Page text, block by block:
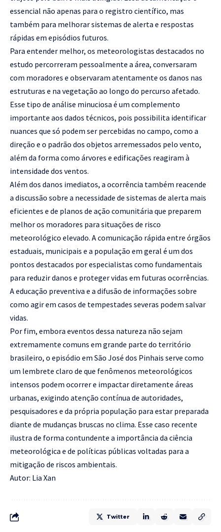
essencial não apenas para o registro científico, mas
também para melhorar sistemas de alerta e respostas
rápidas em episódios futuros.
Para entender melhor, os meteorologistas destacados no
estudo percorreram pessoalmente a área, conversaram
com moradores e observaram atentamente os danos nas
estruturas e na vegetação ao longo do percurso afetado.
Esse tipo de análise minuciosa é um complemento
importante aos dados técnicos, pois possibilita identificar
nuances que só podem ser percebidas no campo, como a
direção e o padrão dos objetos arremessados pelo vento,
além da forma como árvores e edificações reagiram à
intensidade dos ventos.
Além dos danos imediatos, a ocorrência também reacende
a discussão sobre a necessidade de sistemas de alerta mais
eficientes e de planos de ação comunitária que preparem
melhor os moradores para situações de risco
meteorológico elevado. A comunicação rápida entre órgãos
estaduais, municipais e a população em geral é um dos
pontos destacados por especialistas como fundamentais
para reduzir danos e proteger vidas em futuras ocorrências.
A educação preventiva e a difusão de informações sobre
como agir em casos de tempestades severas podem salvar
vidas.
Por fim, embora eventos dessa natureza não sejam
extremamente comuns em grande parte do território
brasileiro, o episódio em São José dos Pinhais serve como
um lembrete claro de que fenômenos meteorológicos
intensos podem ocorrer e impactar diretamente áreas
urbanas, exigindo atenção contínua de autoridades,
pesquisadores e da própria população para estar preparada
diante de mudanças bruscas no clima. Esse caso recente
ilustra de forma contundente a importância da ciência
meteorológica e de políticas públicas voltadas para a
mitigação de riscos ambientais.
Autor: Lia Xan
Twitter